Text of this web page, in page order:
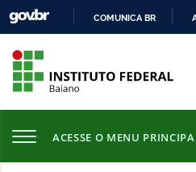
COMUNICA BR
ACESSE O MENU